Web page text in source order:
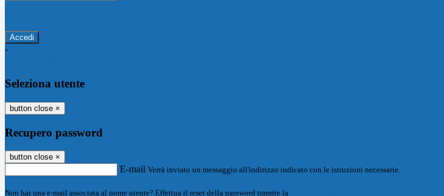
-
Seleziona utente
button close ×
Recupero password
button close ×
E-mail Verrà inviato un messaggio all'indirizzo indicato con le istruzioni necessarie.
Non hai una e-mail associata al nome utente? Effettua il reset della password tramite la